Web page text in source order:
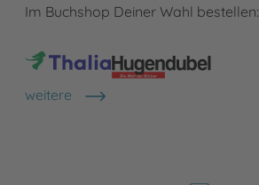
Im Buchshop Deiner Wahl bestellen:
weitere
Shops anzeigen